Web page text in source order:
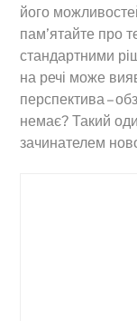
його
пам’ятайте про
стандартними
на речі може
перспектива –
немає? Такий
зачинателем